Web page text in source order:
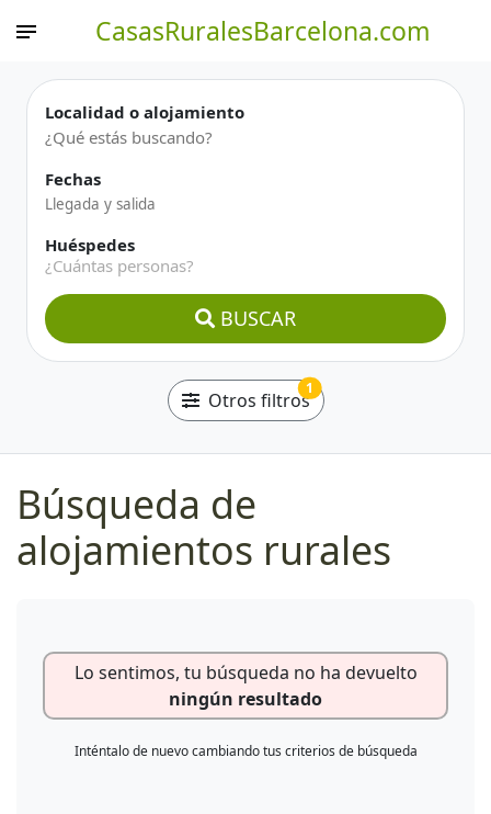
CasasRuralesBarcelona.com
Localidad o alojamiento
Fechas
Huéspedes
¿Cuántas personas?
BUSCAR
Otros filtros
1
Búsqueda de
alojamientos rurales
Lo sentimos, tu búsqueda no ha devuelto
ningún resultado
Inténtalo de nuevo cambiando tus criterios de búsqueda